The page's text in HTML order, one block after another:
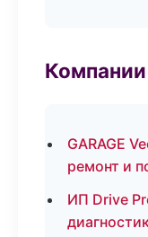
GARAGE
ремонт и
ИП Drive